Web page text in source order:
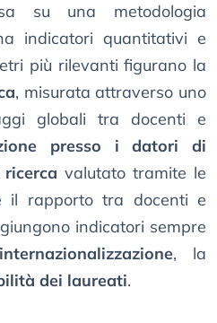
su una metodologia
indicatori quantitativi e
più rilevanti figurano la
, misurata attraverso uno
globali tra docenti e
presso i datori di
valutato tramite le
il rapporto tra docenti e
indicatori sempre
internazionalizzazione, la
dei laureati.